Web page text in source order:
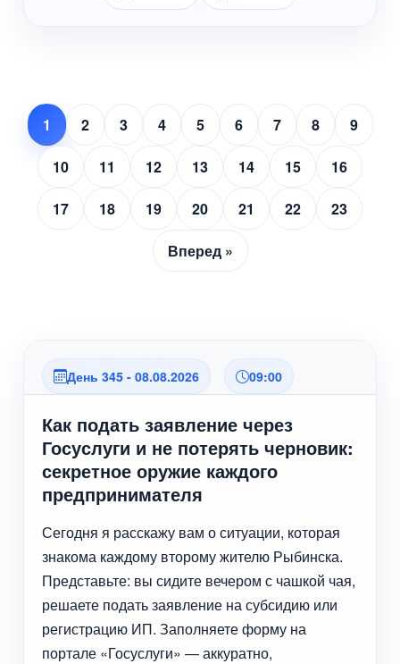
1 2 3 4 5 6 7 8 9
10 11 12 13 14 15 16
17 18 19 20 21 22 23
Вперед »
День 345 - 08.08.2026 09:00
Как подать заявление через
Госуслуги и не потерять черновик:
секретное оружие каждого
предпринимателя
Сегодня я расскажу вам о ситуации, которая
знакома каждому второму жителю Рыбинска.
Представьте: вы сидите вечером с чашкой чая,
решаете подать заявление на субсидию или
регистрацию ИП. Заполняете форму на
портале «Госуслуги» — аккуратно,